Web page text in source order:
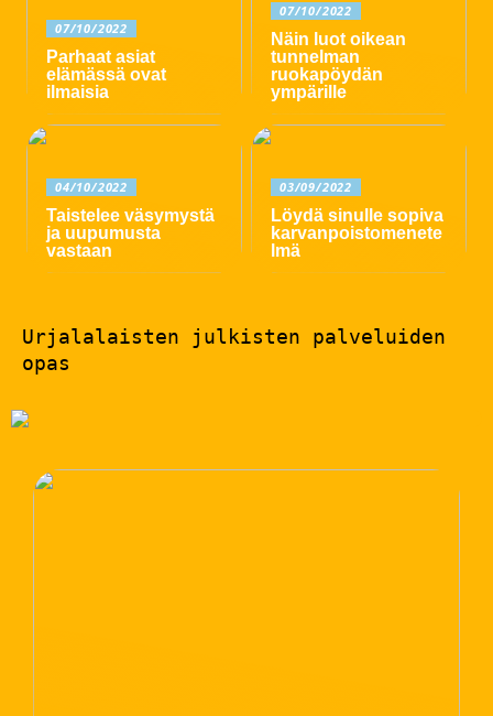
07/10/2022
Parhaat asiat
elämässä ovat
ilmaisia
07/10/2022
Näin luot oikean
tunnelman
ruokapöydän
ympärille
04/10/2022
Taistelee väsymystä
ja uupumusta
vastaan
03/09/2022
Löydä sinulle sopiva
karvanpoistomenete
lmä
Urjalalaisten julkisten palveluiden
opas